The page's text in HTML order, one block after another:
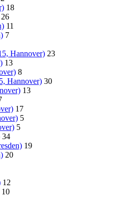
18
26
11
7
Hannover) 23
13
8
Hannover) 30
13
17
5
5
34
19
20
12
10